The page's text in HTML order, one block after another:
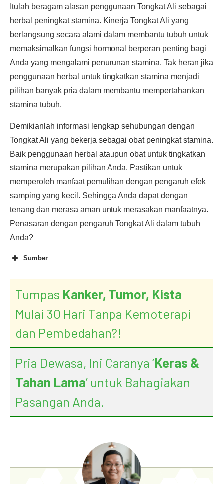
Itulah beragam alasan penggunaan Tongkat Ali sebagai
herbal peningkat stamina. Kinerja Tongkat Ali yang
berlangsung secara alami dalam membantu tubuh untuk
memaksimalkan fungsi hormonal berperan penting bagi
Anda yang mengalami penurunan stamina. Tak heran jika
penggunaan herbal untuk tingkatkan stamina menjadi
pilihan banyak pria dalam membantu mempertahankan
stamina tubuh.
Demikianlah informasi lengkap sehubungan dengan
Tongkat Ali yang bekerja sebagai obat peningkat stamina.
Baik penggunaan herbal ataupun obat untuk tingkatkan
stamina merupakan pilihan Anda. Pastikan untuk
memperoleh manfaat pemulihan dengan pengaruh efek
samping yang kecil. Sehingga Anda dapat dengan
tenang dan merasa aman untuk merasakan manfaatnya.
Penasaran dengan pengaruh Tongkat Ali dalam tubuh
Anda?
Sumber
Tumpas Kanker, Tumor, Kista
Mulai 30 Hari Tanpa Kemoterapi
dan Pembedahan?!
Pria Dewasa, Ini Caranya ‘Keras &
Tahan Lama’ untuk Bahagiakan
Pasangan Anda.